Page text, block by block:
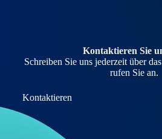
Kontaktieren Sie
Schreiben Sie uns jederzeit über
rufen Sie an.
Kontaktieren